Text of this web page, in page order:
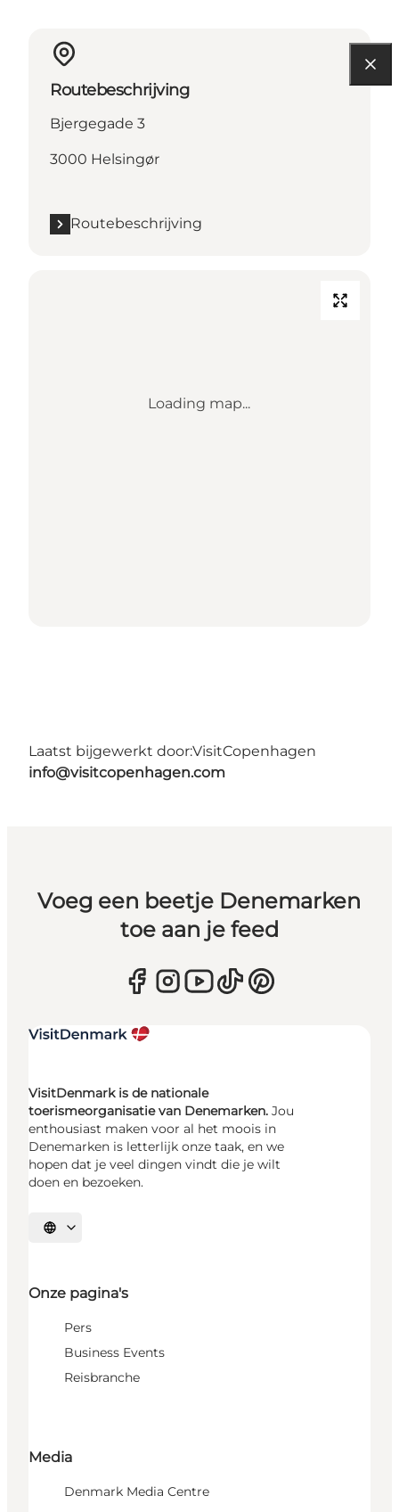
Routebeschrijving
Bjergegade 3
3000 Helsingør
Routebeschrijving
Loading map...
Laatst bijgewerkt door:VisitCopenhagen
info@visitcopenhagen.com
Voeg een beetje Denemarken
toe aan je feed
VisitDenmark is de nationale
toerismeorganisatie van Denemarken. Jou
enthousiast maken voor al het moois in
Denemarken is letterlijk onze taak, en we
hopen dat je veel dingen vindt die je wilt
doen en bezoeken.
Selecteer taal
Onze pagina's
Pers
Business Events
Reisbranche
Media
Denmark Media Centre